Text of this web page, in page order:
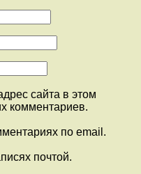
сайта в этом
комментариев.
по email.
почтой.